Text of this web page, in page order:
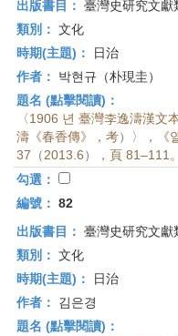
史
研
究
所-
首
頁
出版書目： 臺灣史研究文
類別： 文化
時期(主題)：
日治
作者：
박현규（朴現圭）
題名 (點擊閱讀)：
〈1906 년 臺灣李逸濤漢文
濤《春香傳》，考）〉，《
37（2013.6），頁 81–111。
勾選：
編號： 82
出版書目： 臺灣史研究文
類別： 文化
時期(主題)：
日治
作者：
김은경
題名 (點擊閱讀)：